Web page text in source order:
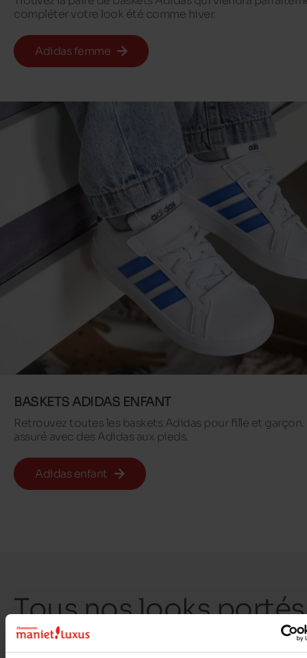
compléter votre look été comme hiver.
Adidas femme
BASKETS ADIDAS ENFANT
Retrouvez toutes les baskets Adidas pour fille et garçon.
assuré avec des Adidas aux pieds.
Adidas enfant
Tous nos looks portés
par notre